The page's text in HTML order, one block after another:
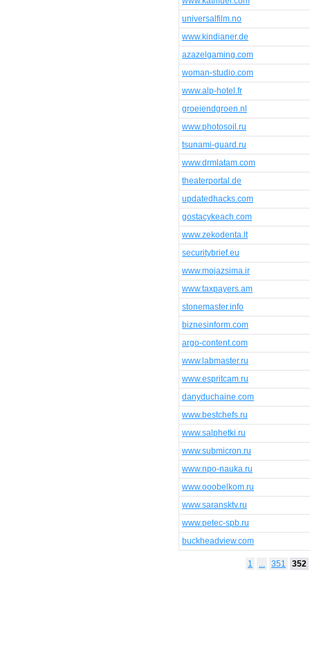
universalfilm.no
www.kindianer.de
azazelgaming.com
woman-studio.com
www.alp-hotel.fr
groeiendgroen.nl
www.photosoil.ru
tsunami-guard.ru
www.drmlatam.com
theaterportal.de
updatedhacks.com
gostacykeach.com
www.zekodenta.lt
securitybrief.eu
www.mojazsima.ir
www.taxpayers.am
stonemaster.info
biznesinform.com
argo-content.com
www.labmaster.ru
www.espritcam.ru
danyduchaine.com
www.bestchefs.ru
www.salphetki.ru
www.submicron.ru
www.npo-nauka.ru
www.ooobelkom.ru
www.saransktv.ru
www.petec-spb.ru
buckheadview.com
1 351 352